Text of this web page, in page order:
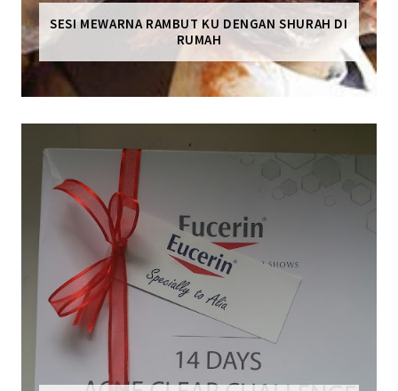
SESI MEWARNA RAMBUT KU DENGAN SHURAH DI
RUMAH